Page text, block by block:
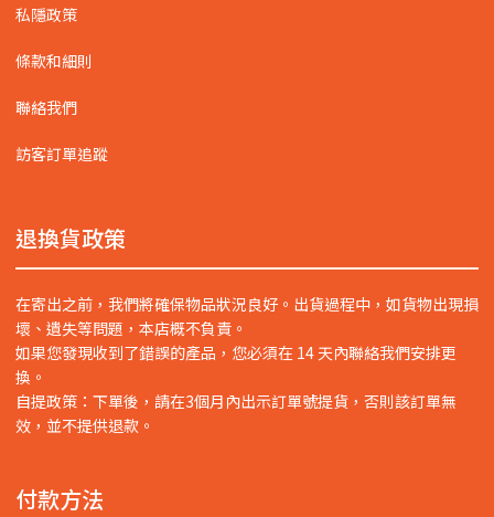
私隱政策
條款和細則
聯絡我們
訪客訂單追蹤
退換貨政策
在寄出之前，我們將確保物品狀況良好。出貨過程中，如貨物出現損
壞、遺失等問題，本店概不負責。
如果您發現收到了錯誤的產品，您必須在 14 天內聯絡我們安排更
換。
自提政策：下單後，請在3個月內出示訂單號提貨，否則該訂單無
效，並不提供退款。
付款方法